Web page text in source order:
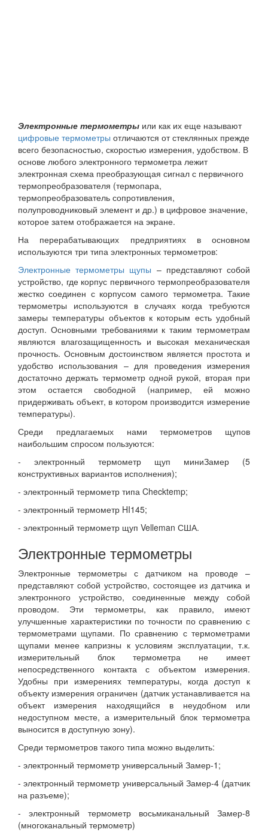
Электронные термометры или как их еще называют
цифровые термометры отличаются от стеклянных прежде
всего безопасностью, скоростью измерения, удобством. В
основе любого электронного термометра лежит
электронная схема преобразующая сигнал с первичного
термопреобразователя (термопара,
термопреобразователь сопротивления,
полупроводниковый элемент и др.) в цифровое значение,
которое затем отображается на экране.
На перерабатывающих предприятиях в основном
используются три типа электронных термометров:
Электронные термометры щупы – представляют собой
устройство, где корпус первичного термопреобразователя
жестко соединен с корпусом самого термометра. Такие
термометры используются в случаях когда требуются
замеры температуры объектов к которым есть удобный
доступ. Основными требованиями к таким термометрам
являются влагозащищенность и высокая механическая
прочность. Основным достоинством является простота и
удобство использования – для проведения измерения
достаточно держать термометр одной рукой, вторая при
этом остается свободной (например, ей можно
придерживать объект, в котором производится измерение
температуры).
Среди предлагаемых нами термометров щупов
наибольшим спросом пользуются:
- электронный термометр щуп миниЗамер (5
конструктивных вариантов исполнения);
- электронный термометр типа Checktemp;
- электронный термометр HI145;
- электронный термометр щуп Velleman США.
Электронные термометры
Электронные термометры с датчиком на проводе –
представляют собой устройство, состоящее из датчика и
электронного устройство, соединенные между собой
проводом. Эти термометры, как правило, имеют
улучшенные характеристики по точности по сравнению с
термометрами щупами. По сравнению с термометрами
щупами менее капризны к условиям эксплуатации, т.к.
измерительный блок термометра не имеет
непосредственного контакта с объектом измерения.
Удобны при измерениях температуры, когда доступ к
объекту измерения ограничен (датчик устанавливается на
объект измерения находящийся в неудобном или
недоступном месте, а измерительный блок термометра
выносится в доступную зону).
Среди термометров такого типа можно выделить:
- электронный термометр универсальный Замер-1;
- электронный термометр универсальный Замер-4 (датчик
на разъеме);
- электронный термометр восьмиканальный Замер-8
(многоканальный термометр)